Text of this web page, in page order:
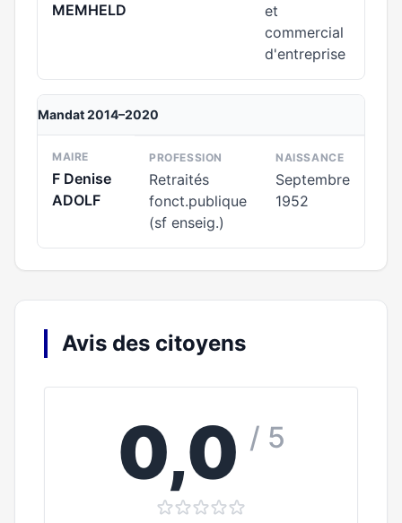
MEMHELD
et
commercial
d'entreprise
Mandat 2014–2020
MAIRE
F Denise
ADOLF
PROFESSION
Retraités
fonct.publique
(sf enseig.)
NAISSANCE
Septembre
1952
Avis des citoyens
0,0 / 5